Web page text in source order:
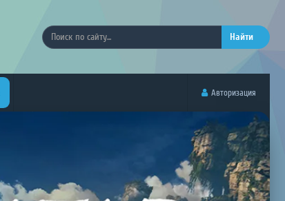
Найти
Авторизация